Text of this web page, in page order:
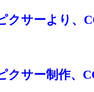
クサーより、
クサー制作、